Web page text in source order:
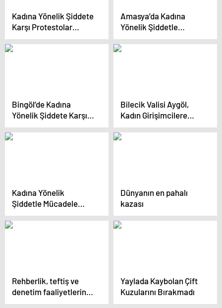
Kadına Yönelik Şiddete
Karşı Protestolar
Dünyayı Sarsıyor
Amasya’da Kadına
Yönelik Şiddetle
Mücadele Yürüyüşü
Düzenlendi
Bingöl’de Kadına
Yönelik Şiddete Karşı
Etkinlikler Düzenlendi
Bilecik Valisi Aygöl,
Kadın Girişimcilere
Destek Ziyareti
Gerçekleştirdi
Kadına Yönelik
Şiddetle Mücadele
Semineri Ünye’de
Gerçekleştirildi
Dünyanın en pahalı
kazası
Rehberlik, teftiş ve
denetim faaliyetlerine
ilişkin genelge Resmi
Yaylada Kaybolan Çift
Kuzularını Bırakmadı